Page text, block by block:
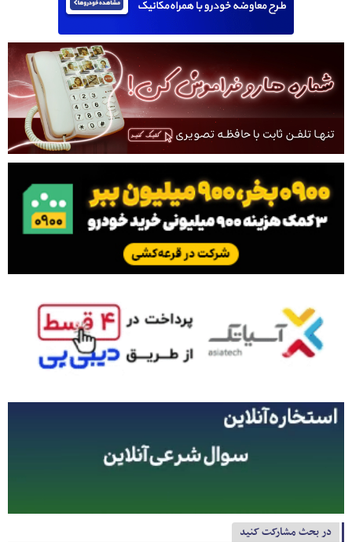
در بحث مشارکت کنید